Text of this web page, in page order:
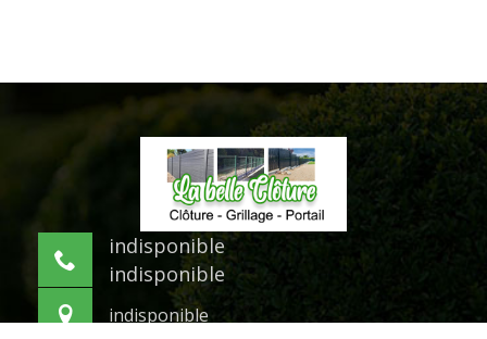
indisponible
indisponible
indisponible